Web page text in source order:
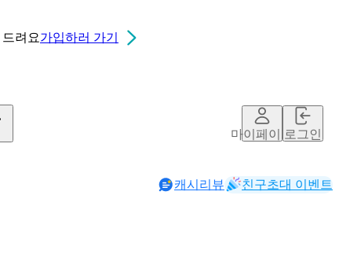
드려요가입하러 가기
마이페이지로그인
캐시리뷰 친구초대 이벤트